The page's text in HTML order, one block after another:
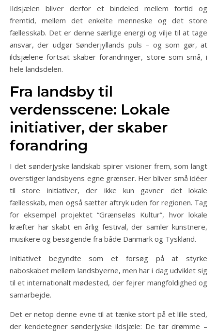
Ildsjælen bliver derfor et bindeled mellem fortid og
fremtid, mellem det enkelte menneske og det store
fællesskab. Det er denne særlige energi og vilje til at tage
ansvar, der udgør Sønderjyllands puls – og som gør, at
ildsjælene fortsat skaber forandringer, store som små, i
hele landsdelen.
Fra landsby til
verdensscene: Lokale
initiativer, der skaber
forandring
I det sønderjyske landskab spirer visioner frem, som langt
overstiger landsbyens egne grænser. Her bliver små idéer
til store initiativer, der ikke kun gavner det lokale
fællesskab, men også sætter aftryk uden for regionen. Tag
for eksempel projektet “Grænseløs Kultur”, hvor lokale
kræfter har skabt en årlig festival, der samler kunstnere,
musikere og besøgende fra både Danmark og Tyskland.
Initiativet begyndte som et forsøg på at styrke
naboskabet mellem landsbyerne, men har i dag udviklet sig
til et internationalt mødested, der fejrer mangfoldighed og
samarbejde.
Det er netop denne evne til at tænke stort på et lille sted,
der kendetegner sønderjyske ildsjæle: De tør drømme –